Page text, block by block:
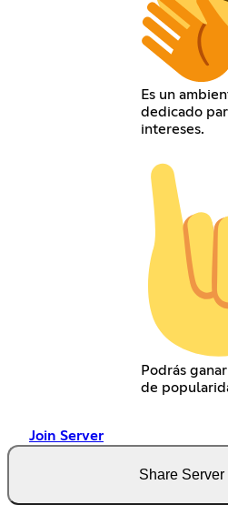
Es un
dedicado
intereses.
Podrás
de
Join Server
Share Server